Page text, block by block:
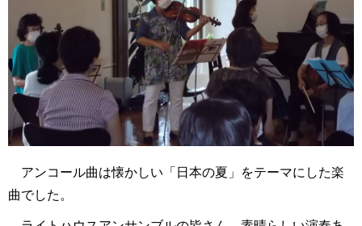
アンコール曲は懐かしい「日本の夏」をテーマにした楽
曲でした。